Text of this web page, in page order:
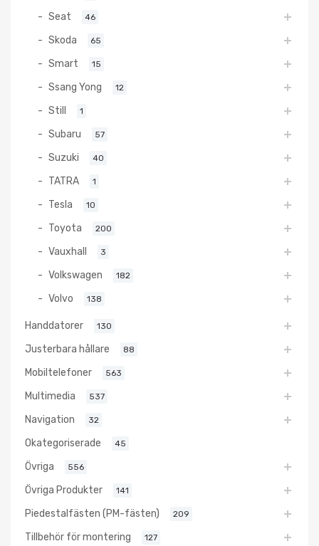
Seat 46
Skoda 65
Smart 15
Ssang Yong 12
Still 1
Subaru 57
Suzuki 40
TATRA 1
Tesla 10
Toyota 200
Vauxhall 3
Volkswagen 182
Volvo 138
Handdatorer 130
Justerbara hållare 88
Mobiltelefoner 563
Multimedia 537
Navigation 32
Okategoriserade 45
Övriga 556
Övriga Produkter 141
Piedestalfästen (PM-fästen) 209
Tillbehör för montering 127